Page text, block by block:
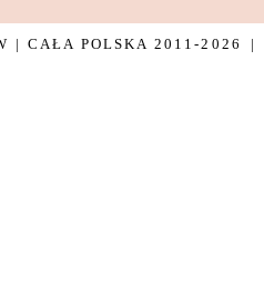
| CAŁA POLSKA 2011-2026 |